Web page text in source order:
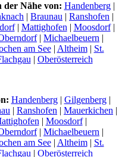
der Nähe von: Handenberg|
| Braunau | Ranshofen |
| Mattighofen| Moosdorf|
| Michaelbeuern |
am See| Altheim| St.
| Oberösterreich
Handenberg| Gilgenberg|
| Ranshofen | Mauerkichen |
| Moosdorf|
| Michaelbeuern |
am See| Altheim| St.
| Oberösterreich